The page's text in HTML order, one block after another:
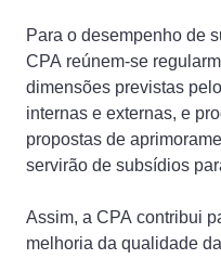
Para o desempenho de
CPA reúnem-se
dimensões previstas
internas e externas, e
propostas de
servirão de subsídios
Assim, a CPA contribui
melhoria da qualidade